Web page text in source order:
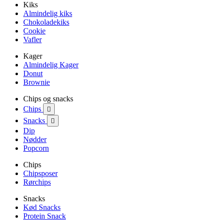
Kiks
Almindelig kiks
Chokoladekiks
Cookie
Vafler
Kager
Almindelig Kager
Donut
Brownie
Chips og snacks
Chips

Snacks 
Dip
Nødder
Popcorn
Chips
Chipsposer
Rørchips
Snacks
Kød Snacks
Protein Snack